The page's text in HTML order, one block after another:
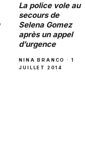
La police vole au
secours de
Selena Gomez
après un appel
d’urgence
NINA BRANCO · 1
JUILLET 2014